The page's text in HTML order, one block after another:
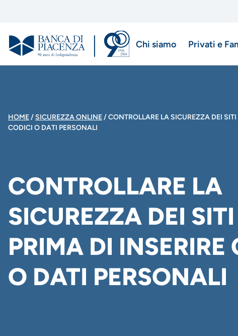
contenuto
principale
Menu
Chi siamo Privati e
BRICIOLE
PANE
HOME SICUREZZA ONLINE
CONTROLLARE LA SICUREZZA DEI
CODICI O DATI PERSONALI
CONTROLLARE LA
SICUREZZA DEI
PRIMA DI INSERIRE
O DATI PERSONALI